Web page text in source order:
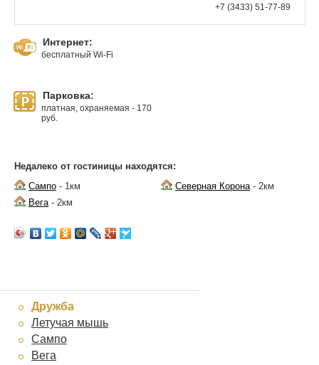
+7 (3433) 51-77-89
Интернет:
бесплатный Wi-Fi
Парковка:
платная, охраняемая - 170
руб.
Недалеко от гостиницы находятся:
Сампо - 1км Северная Корона- 2км
Вега- 2км
Дружба
Летучая мышь
Сампо
Вега